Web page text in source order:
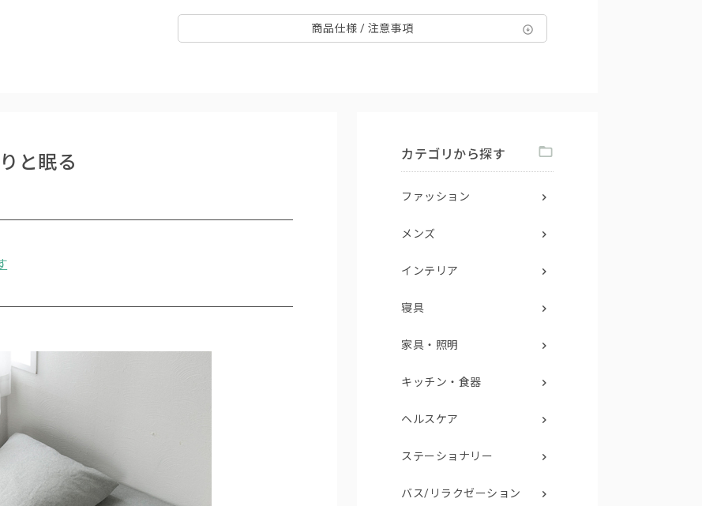
商品仕様 / 注意事項
と眠る カテゴリから探す
ファッション
メンズ
インテリア
寝具
家具・照明
キッチン・食器
ヘルスケア
ステーショナリー
バス/リラクゼーション